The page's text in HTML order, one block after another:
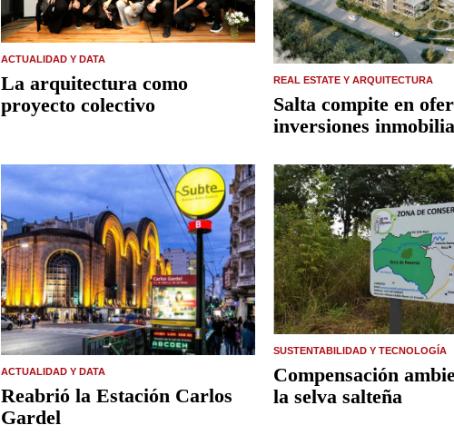
ACTUALIDAD Y DATA
La arquitectura como
proyecto colectivo
REAL ESTATE Y ARQUITECTURA
Salta compite en
inversiones
ACTUALIDAD Y DATA
Reabrió la Estación Carlos
Gardel
SUSTENTABILIDAD Y TECNOLOGÍA
Compensación
la selva salteña